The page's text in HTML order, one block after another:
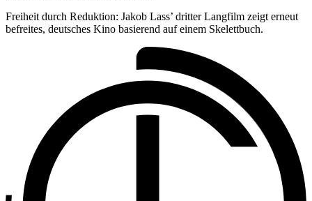
Freiheit durch Reduktion: Jakob Lass’ dritter Langfilm zeigt erneut
befreites, deutsches Kino basierend auf einem Skelettbuch.